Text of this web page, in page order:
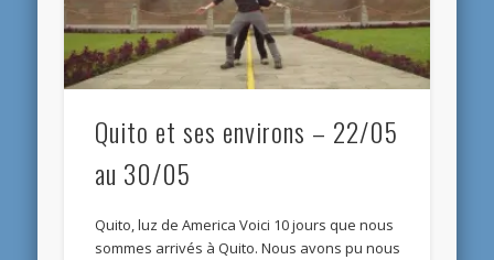
Quito et ses environs – 22/05
au 30/05
Quito, luz de America Voici 10 jours que nous
sommes arrivés à Quito. Nous avons pu nous